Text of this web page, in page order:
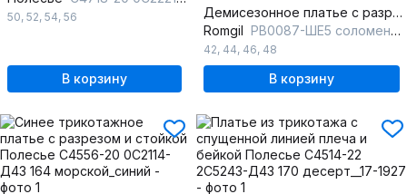
50, 52, 54, 56
В корзину
Демисезонное платье с разрезом из трикотажа
Romgil РВ0087-ШЕ5 соломенный
42, 44, 46, 48
В корзину